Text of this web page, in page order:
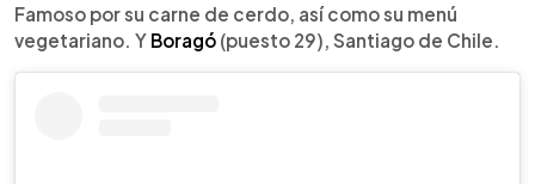
Famoso por su carne de cerdo, así como su menú
vegetariano. Y Boragó (puesto 29), Santiago de Chile.